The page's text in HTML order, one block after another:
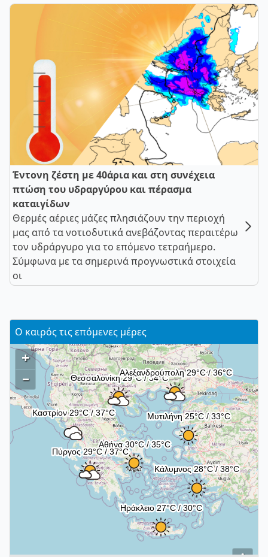
Έντονη ζέστη με 40άρια και στη συνέχεια
πτώση του υδραργύρου και πέρασμα
καταιγίδων
Θερμές αέριες μάζες πλησιάζουν την περιοχή
μας από τα νοτιοδυτικά ανεβάζοντας περαιτέρω
τον υδράργυρο για το επόμενο τετραήμερο.
Σύμφωνα με τα σημερινά προγνωστικά στοιχεία
οι
Ο καιρός τις επόμενες μέρες
+
–